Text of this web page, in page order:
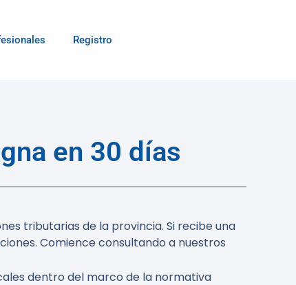
Registro
en 30 días
tributarias de la provincia. Si recibe una
Comience consultando a nuestros
dentro del marco de la normativa